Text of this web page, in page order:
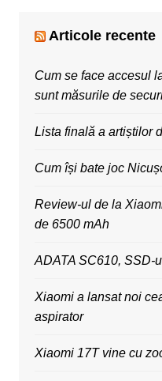
Articole recente
Cum se face accesul
sunt măsurile de
Lista finală a artiștilor
Cum își bate joc
Review-ul de la
de 6500 mAh
ADATA SC610, SSD-
Xiaomi a lansat noi
aspirator
Xiaomi 17T vine cu